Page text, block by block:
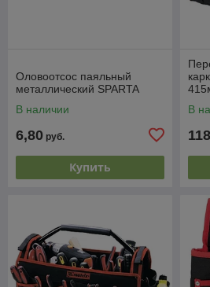
Оловоотсос паяльный
металлический SPARTA
В наличии
6,80 руб.
Купить
В